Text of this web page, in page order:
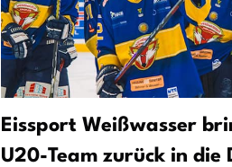
Eissport Weißwasser
U20-Team zurück in die